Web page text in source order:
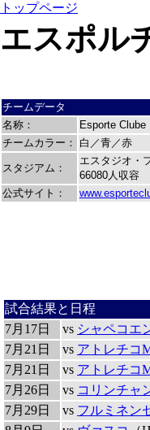
トップページ
エスポル
チームデータ
名称：
Esporte Clube
チームカラー：
白／青／赤
スタジアム：
エスタジオ・
66080人収容
公式サイト：
試合結果と日程
7月17日
vs シャペコエ
7月21日
vs アトレチコ
7月21日
vs アトレチコ
7月26日
vs コリンチャ
7月29日
vs フルミネン